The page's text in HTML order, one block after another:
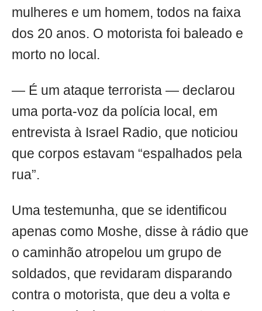
mulheres e um homem, todos na faixa
dos 20 anos. O motorista foi baleado e
morto no local.
— É um ataque terrorista — declarou
uma porta-voz da polícia local, em
entrevista à Israel Radio, que noticiou
que corpos estavam “espalhados pela
rua”.
Uma testemunha, que se identificou
apenas como Moshe, disse à rádio que
o caminhão atropelou um grupo de
soldados, que revidaram disparando
contra o motorista, que deu a volta e